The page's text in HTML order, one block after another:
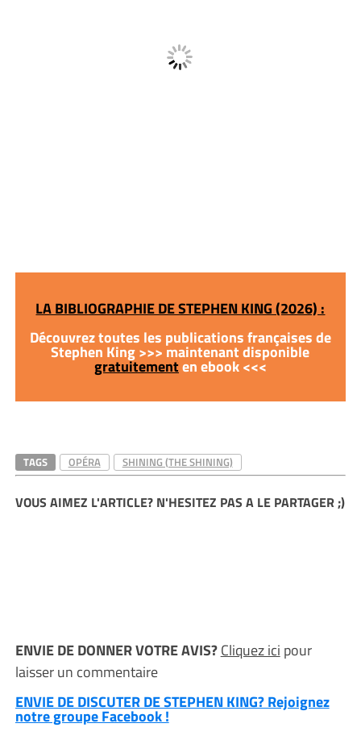
LA BIBLIOGRAPHIE DE STEPHEN KING (2026) :
Découvrez toutes les publications françaises de
Stephen King >>> maintenant disponible
gratuitementen ebook <<<
TAGS OPÉRA SHINING (THE SHINING)
VOUS AIMEZ L'ARTICLE? N'HESITEZ PAS A LE PARTAGER ;)
ENVIE DE DONNER VOTRE AVIS?Cliquez ici pour
laisser un commentaire
ENVIE DE DISCUTER DE STEPHEN KING? Rejoignez
notre groupe Facebook !